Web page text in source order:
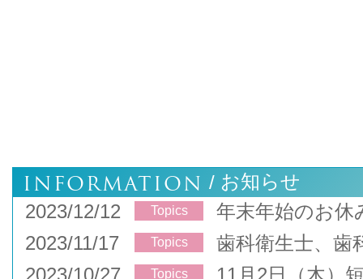
INFORMATION / お知らせ
2023/12/12
Topics
年末年始のお休
2023/11/17
Topics
歯科衛生士、歯
2023/10/27
Topics
11月2日（木）